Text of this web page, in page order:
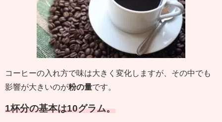
コーヒーの入れ方で味は大きく変化しますが、その中でも
影響が大きいのが粉の量です。
1杯分の基本は10グラム。